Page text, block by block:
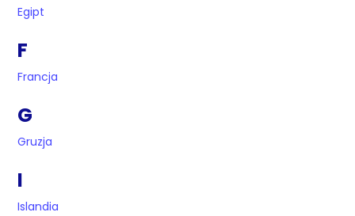
Egipt
F
Francja
G
Gruzja
I
Islandia